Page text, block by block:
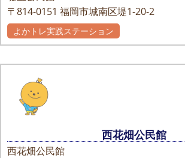
〒814-0151 福岡市城南区堤1-20-2
よかトレ実践ステーション
西花畑公民館
西花畑公民館